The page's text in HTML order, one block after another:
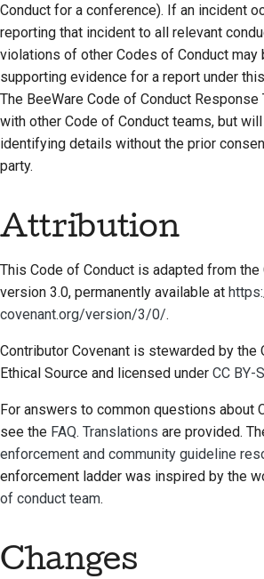
Conduct for a conference). If an incident
reporting that incident to all relevant
violations of other Codes of Conduct may
supporting evidence for a report under
The BeeWare Code of Conduct
with other Code of Conduct teams, but
identifying details without the prior
party.
Attribution
This Code of Conduct is adapted from the
version 3.0, permanently available at
covenant.org/version/3/0/.
Contributor Covenant is stewarded by the
Ethical Source and licensed under CC BY-
For answers to common questions about
see the FAQ. Translations are provided.
enforcement and community guideline
enforcement ladder was inspired by the
of conduct team.
Changes